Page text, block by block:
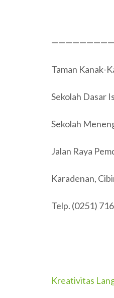
Taman Kanak-
Sekolah Dasar
Sekolah
Jalan Raya
Karadenan,
Telp. (0251)
Post
Kreativitas